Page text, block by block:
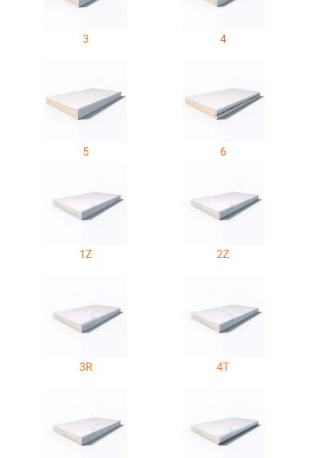
3 4
5 6
1Z 2Z
3R 4T